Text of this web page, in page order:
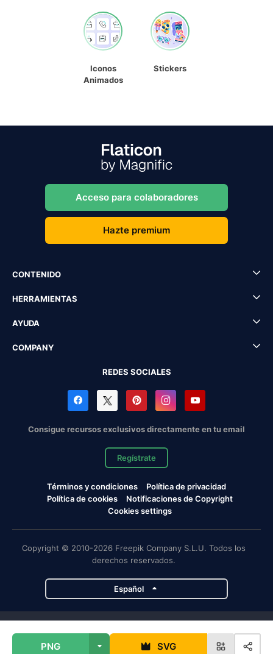
PNG SVG
Iconos
Animados
Stickers
Acceso para colaboradores
Hazte premium
CONTENIDO
HERRAMIENTAS
AYUDA
COMPANY
REDES SOCIALES
Consigue recursos exclusivos directamente en tu email
Regístrate
Términos y condiciones
Política de privacidad
Política de cookies
Notificaciones de Copyright
Cookies settings
Copyright © 2010-2026 Freepik Company S.L.U. Todos los
derechos reservados.
Español